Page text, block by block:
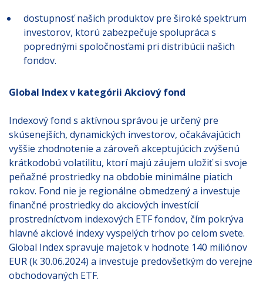
dostupnosť našich produktov pre široké spektrum
investorov, ktorú zabezpečuje spolupráca s
poprednými spoločnosťami pri distribúcii našich
fondov.
Global Index v kategórii Akciový fond
Indexový fond s aktívnou správou je určený pre
skúsenejších, dynamických investorov, očakávajúcich
vyššie zhodnotenie a zároveň akceptujúcich zvýšenú
krátkodobú volatilitu, ktorí majú záujem uložiť si svoje
peňažné prostriedky na obdobie minimálne piatich
rokov. Fond nie je regionálne obmedzený a investuje
finančné prostriedky do akciových investícií
prostredníctvom indexových ETF fondov, čím pokrýva
hlavné akciové indexy vyspelých trhov po celom svete.
Global Index spravuje majetok v hodnote 140 miliónov
EUR (k 30.06.2024) a investuje predovšetkým do verejne
obchodovaných ETF.